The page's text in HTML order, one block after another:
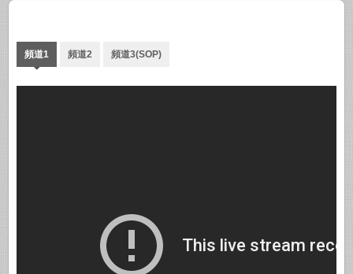
頻道1 頻道2 頻道3(SOP)